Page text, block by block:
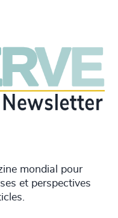
mondial pour
et perspectives